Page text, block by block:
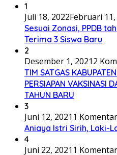
1
Juli 18, 2022Februari 11,
Sesuai Zonasi, PPDB
Terima 3 Siswa Baru
2
Desember 1, 20212
TIM SATGAS
PERSIAPAN VAKSINASI
TAHUN BARU
3
Juni 12, 2021 1 Komentar
Aniaya Istri Sirih, Laki-
4
Juni 22, 2021 1 Komentar